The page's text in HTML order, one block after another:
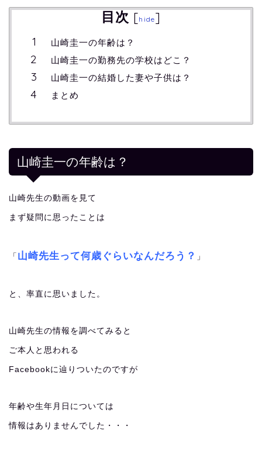
目次 [hide]
山崎圭一の年齢は？
山崎圭一の勤務先の学校はどこ？
山崎圭一の結婚した妻や子供は？
まとめ
山崎圭一の年齢は？
山崎先生の動画を見て
まず疑問に思ったことは
「 山崎先生って何歳ぐらいなんだろう？ 」
と、率直に思いました。
山崎先生の情報を調べてみると
ご本人と思われる
Facebookに辿りついたのですが
年齢や生年月日については
情報はありませんでした・・・